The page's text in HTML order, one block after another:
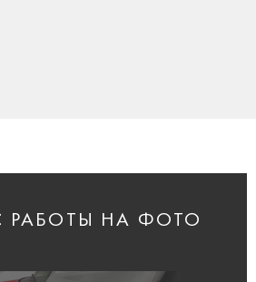
РАБОТЫ НА ФОТО